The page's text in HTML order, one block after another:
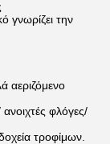
γνωρίζει την
αεριζόμενο
φλόγες/
τροφίμων.